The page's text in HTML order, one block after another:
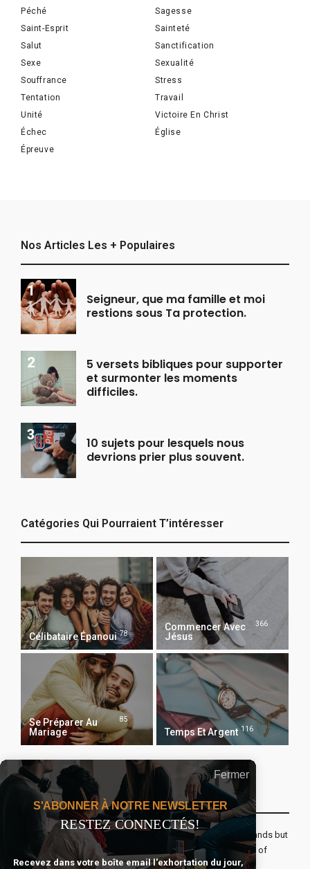
Péché
Sagesse
Saint-Esprit
Sainteté
Salut
Sanctification
Sexe
Sexualité
Souffrance
Stress
Tentation
Travail
Unité
Victoire En Christ
Échec
Église
Épreuve
Nos Articles Les + Populaires
Seigneur, que ma famille et moi
restions sous Ta protection.
5 versets bibliques pour supporter
et surmonter les moments
difficiles.
10 sujets pour lesquels nous
devrions prier plus souvent.
Catégories Qui Pourraient T’intéresser
Célibataire Épanoui 78
Commencer Avec
Jésus
366
Se Préparer Au
Mariage
85
Temps Et Argent 116
Recevoir Notre Newsletter Chaque Matin
The real voyage of discovery consists not in seeking new lands but
seeing with new eyes. All journeys have secret destinations of
which the traveler is unaware.
Fermer
S'ABONNER À NOTRE NEWSLETTER
RESTEZ CONNECTÉS!
Recevez dans votre boîte email l'exhortation du jour,